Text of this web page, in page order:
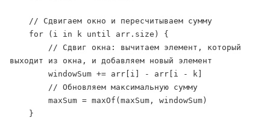
выходит из окна, и добавляем новый элемент